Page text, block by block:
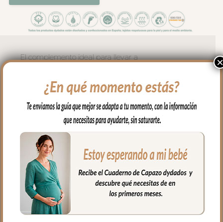
El complemento ideal para llevar a
capazo o en la cuna.
ligeros por un lado en bambula de
algodón y por el otro también bambula
de algodón con volante fruncido en todo
el borde.
Puedes lavar a mano o en lavadora,
siempre agua fría, jabones no abrasivos y
secado al natural.
Medidas 98 X 70cm
×